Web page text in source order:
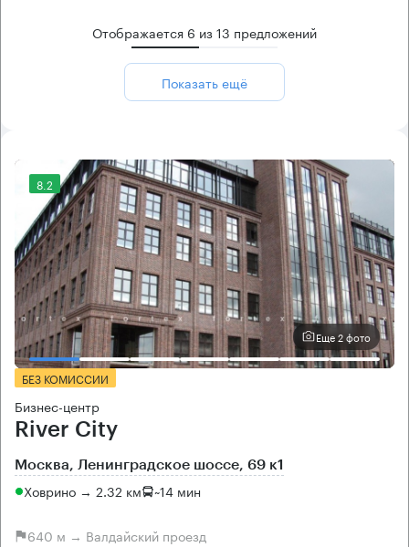
Отображается 6 из13 предложений
Показать ещё
8.2
Еще 2 фото
БЕЗ КОМИССИИ
Бизнес-центр
River City
Москва, Ленинградское шоссе, 69 к1
Ховрино → 2.32 км ~14 мин
640 м → Валдайский проезд